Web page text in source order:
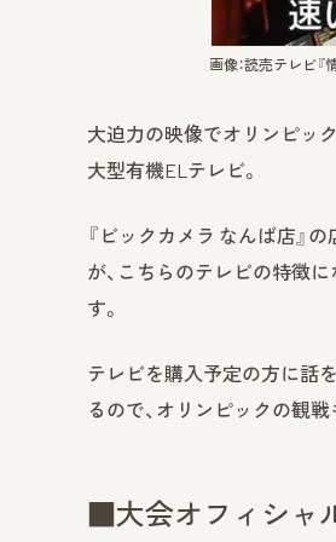
画像：読売テレビ『
大迫力の映像でオリンピッ
大型有機ELテレビ。
『ビックカメラ なんば店』
が、こちらのテレビの特徴
す。
テレビを購入予定の方に話
るので、オリンピックの観
■大会オフィシャ